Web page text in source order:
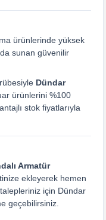
ürünlerinde yüksek
sunan güvenilir
Dündar
ürünlerini %100
stok fiyatlarıyla
Armatür
ekleyerek hemen
için Dündar
geçebilirsiniz.